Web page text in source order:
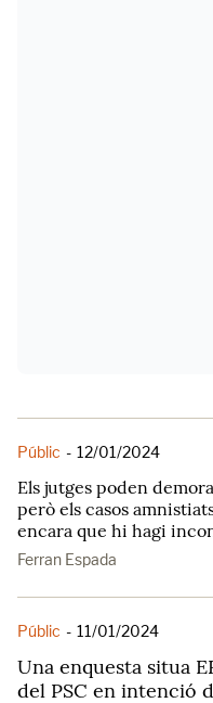
Públic - 12/01/2024
Els jutges poden
però els casos
encara que hi hagi
Ferran Espada
Públic - 11/01/2024
Una enquesta situa
del PSC en intenció